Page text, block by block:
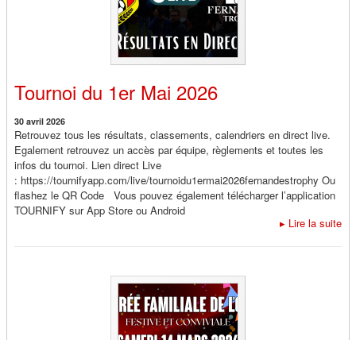
Tournoi du 1er Mai 2026
30 avril 2026
Retrouvez tous les résultats, classements, calendriers en direct live.
Egalement retrouvez un accès par équipe, règlements et toutes les
infos du tournoi. Lien direct Live
: https://tournifyapp.com/live/tournoidu1ermai2026fernandestrophy Ou
flashez le QR Code Vous pouvez également télécharger l’application
TOURNIFY sur App Store ou Android
▸ Lire la suite